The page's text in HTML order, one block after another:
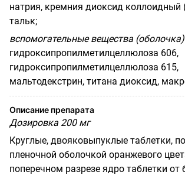
натрия, кремния диоксид коллоидный
тальк;
вспомогательные вещества
гидроксипропилметилцеллюлоза 606,
гидроксипропилметилцеллюлоза 615,
мальтодекстрин, титана диоксид,
Описание препарата
Дозировка 200 мг
Круглые, двояковыпуклые таблетки,
пленочной оболочкой оранжевого
поперечном разрезе ядро таблетки от